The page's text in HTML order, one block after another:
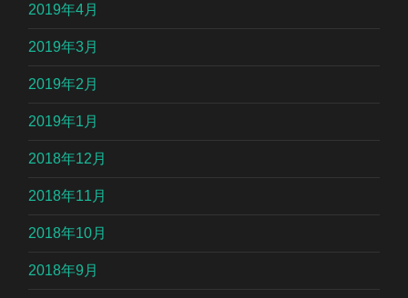
2019年4月
2019年3月
2019年2月
2019年1月
2018年12月
2018年11月
2018年10月
2018年9月